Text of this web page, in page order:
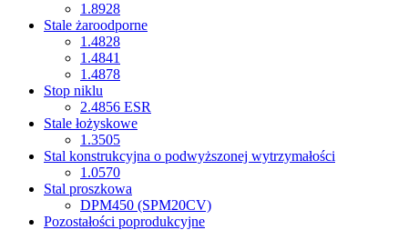
1.8928
Stale żaroodporne
1.4828
1.4841
1.4878
Stop niklu
2.4856 ESR
Stale łożyskowe
1.3505
Stal konstrukcyjna o podwyższonej wytrzymałości
1.0570
Stal proszkowa
DPM450 (SPM20CV)
Pozostałości poprodukcyjne